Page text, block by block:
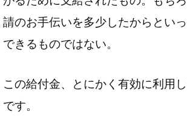
請のお手伝いを多少したからとい
できるものではない。
この給付金、とにかく有効に利用
です。